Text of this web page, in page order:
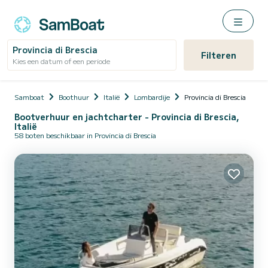
Provincia di Brescia
Kies een datum of een periode Filteren
Samboat Boothuur Italië Lombardije Provincia di Brescia
Bootverhuur en jachtcharter - Provincia di Brescia,
Italië
58 boten beschikbaar in Provincia di Brescia